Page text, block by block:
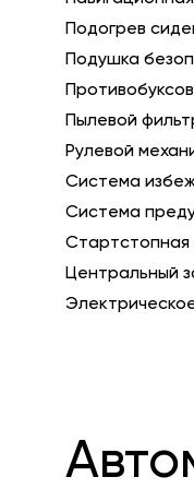
Подогрев
Подушка
Пылевой
Рулевой
Система
Система
Стартстопная
Центральный